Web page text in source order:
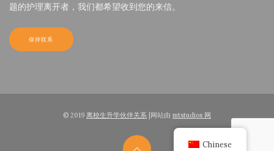
题的护理离开者，我们都希望收到您的来信。
保持联系
© 2019 离校生升学伙伴关系 |网站由 mtstudios 网
Chinese